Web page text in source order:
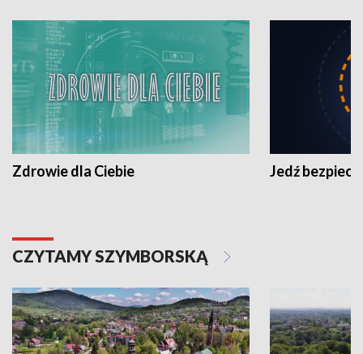
Zdrowie dla Ciebie Jedź
CZYTAMY SZYMBORSKĄ